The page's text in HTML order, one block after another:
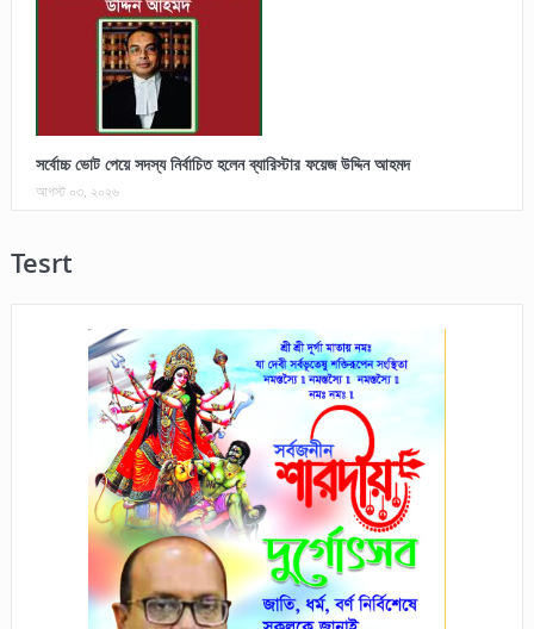
সর্বোচ্চ ভোট পেয়ে সদস্য নির্বাচিত হলেন ব্যারিস্টার ফয়েজ উদ্দিন আহমদ
আগস্ট ০৩, ২০২৬
Tesrt